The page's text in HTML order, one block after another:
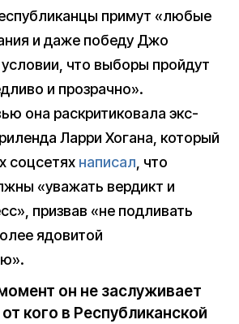
примут «любые
и даже победу Джо
что выборы пройдут
и прозрачно».
она раскритиковала экс-
Ларри Хогана, который
соцсетях написал, что
«уважать вердикт и
призвав «не подливать
ядовитой
он не заслуживает
кого в Республиканской